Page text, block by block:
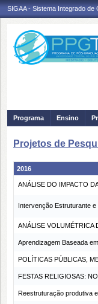
SIGAA - Sistema Integrado de
Programa Ensino
Projetos de
2016
ANÁLISE DO IMPACTO
Intervenção Estruturante
ANÁLISE VOLUMÉTRICA
Aprendizagem Baseada
POLÍTICAS PÚBLICAS,
FESTAS RELIGIOSAS:
Reestruturação produtiva